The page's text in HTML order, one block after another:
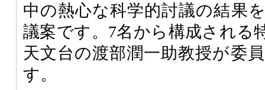
中の熱心な科学的討議の結果
議案です。7名から構成される
天文台の渡部潤一助教授が委
す。